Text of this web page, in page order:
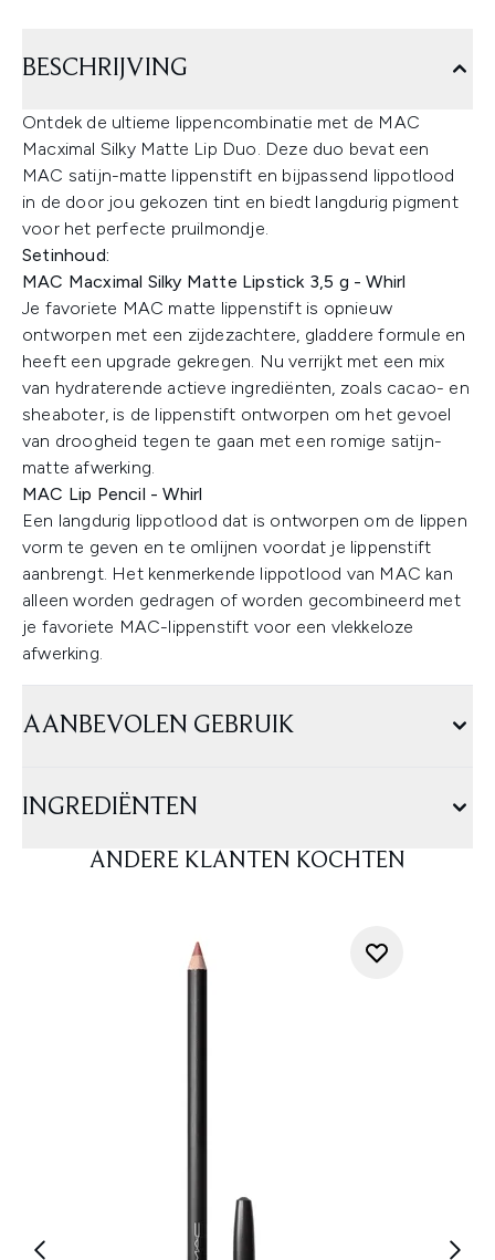
BESCHRIJVING
Ontdek de ultieme lippencombinatie met de MAC
Macximal Silky Matte Lip Duo. Deze duo bevat een
MAC satijn-matte lippenstift en bijpassend lippotlood
in de door jou gekozen tint en biedt langdurig pigment
voor het perfecte pruilmondje.
Setinhoud:
MAC Macximal Silky Matte Lipstick 3,5 g - Whirl
Je favoriete MAC matte lippenstift is opnieuw
ontworpen met een zijdezachtere, gladdere formule en
heeft een upgrade gekregen. Nu verrijkt met een mix
van hydraterende actieve ingrediënten, zoals cacao- en
sheaboter, is de lippenstift ontworpen om het gevoel
van droogheid tegen te gaan met een romige satijn-
matte afwerking.
MAC Lip Pencil - Whirl
Een langdurig lippotlood dat is ontworpen om de lippen
vorm te geven en te omlijnen voordat je lippenstift
aanbrengt. Het kenmerkende lippotlood van MAC kan
alleen worden gedragen of worden gecombineerd met
je favoriete MAC-lippenstift voor een vlekkeloze
afwerking.
AANBEVOLEN GEBRUIK
INGREDIËNTEN
ANDERE KLANTEN KOCHTEN